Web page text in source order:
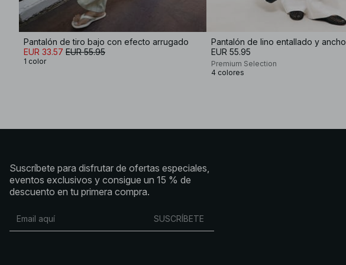
Pantalón de tiro bajo con efecto arrugado
EUR 33.57 EUR 55.95
1 color
Pantalón de lino entallado y ancho
EUR 55.95
Premium Selection
4 colores
Suscríbete para disfrutar de ofertas especiales,
eventos exclusivos y consigue un 15 % de
descuento en tu primera compra.
SUSCRÍBETE